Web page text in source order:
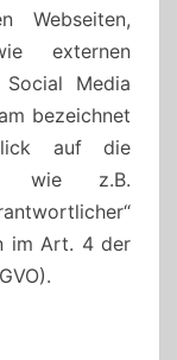
Webseiten,
externen
Social Media
bezeichnet
auf die
wie z.B.
im Art. 4 der